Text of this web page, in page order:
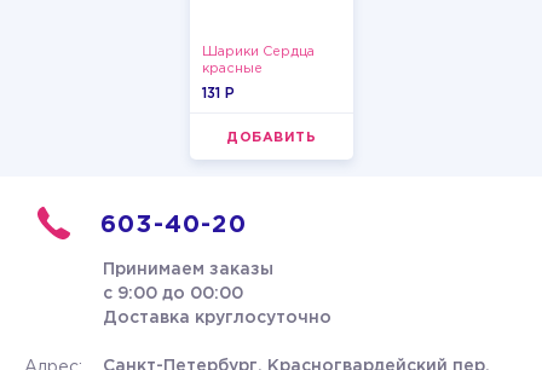
Шарики Сердца
красные
131 P
ДОБАВИТЬ
603-40-20
Принимаем заказы
с 9:00 до 00:00
Доставка круглосуточно
Санкт-Петербург, Красногвардейский пер.